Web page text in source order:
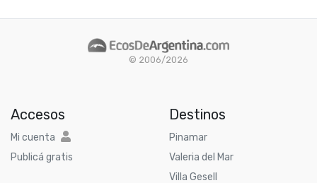
© 2006/2026
Accesos
Mi cuenta
Publicá gratis
Destinos
Pinamar
Valeria del Mar
Villa Gesell